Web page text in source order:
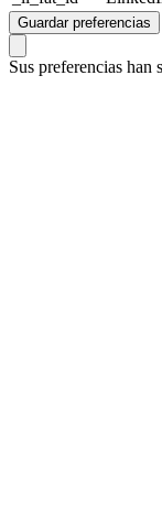
Guardar preferencias
Sus preferencias han